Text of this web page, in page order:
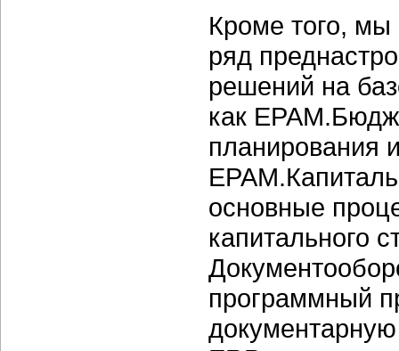
Кроме того, мы
ряд
решений на
как
планирования
основные
капитального
программный